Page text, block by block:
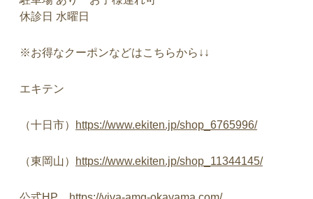
休診日 水曜日
※お得なクーポンなどはこちらから↓↓
エキテン
（十日市） https://www.ekiten.jp/shop_6765996/
（東岡山） https://www.ekiten.jp/shop_11344145/